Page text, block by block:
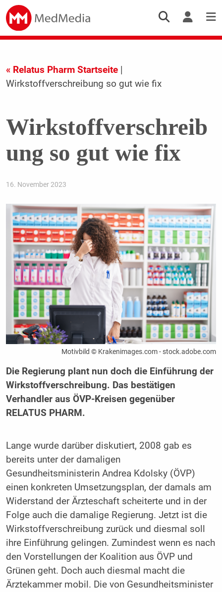
« Relatus Pharm Startseite|
Wirkstoffverschreibung so gut wie fix
Wirkstoffverschreib
ung so gut wie fix
16. November 2023
Motivbild © Krakenimages.com - stock.adobe.com
Die Regierung plant nun doch die Einführung der
Wirkstoffverschreibung. Das bestätigen
Verhandler aus ÖVP-Kreisen gegenüber
RELATUS PHARM.
Lange wurde darüber diskutiert, 2008 gab es
bereits unter der damaligen
Gesundheitsministerin Andrea Kdolsky (ÖVP)
einen konkreten Umsetzungsplan, der damals am
Widerstand der Ärzteschaft scheiterte und in der
Folge auch die damalige Regierung. Jetzt ist die
Wirkstoffverschreibung zurück und diesmal soll
ihre Einführung gelingen. Zumindest wenn es nach
den Vorstellungen der Koalition aus ÖVP und
Grünen geht. Doch auch diesmal macht die
Ärztekammer mobil. Die von Gesundheitsminister